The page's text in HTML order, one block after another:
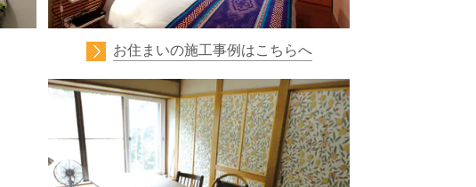
お住まいの施工事例はこちらへ